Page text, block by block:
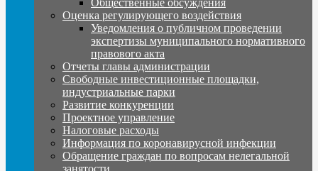
Оценка регулирующего воздействия
Уведомления о публичном проведении
экспертизы муниципального нормативного
правового акта
Отчеты главы администрации
Свободные инвестиционные площадки,
индустриальные парки
Развитие конкуренции
Проектное управление
Налоговые расходы
Информация по коронавирусной инфекции
Обращение граждан по вопросам нелегальной
занятости